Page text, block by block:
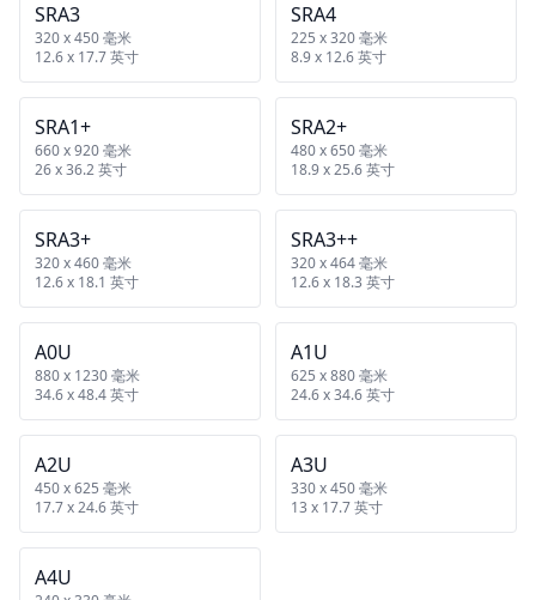
SRA3
320 x 450 毫米
12.6 x 17.7 英寸
SRA4
225 x 320 毫米
8.9 x 12.6 英寸
SRA1+
660 x 920 毫米
26 x 36.2 英寸
SRA2+
480 x 650 毫米
18.9 x 25.6 英寸
SRA3+
320 x 460 毫米
12.6 x 18.1 英寸
SRA3++
320 x 464 毫米
12.6 x 18.3 英寸
A0U
880 x 1230 毫米
34.6 x 48.4 英寸
A1U
625 x 880 毫米
24.6 x 34.6 英寸
A2U
450 x 625 毫米
17.7 x 24.6 英寸
A3U
330 x 450 毫米
13 x 17.7 英寸
A4U